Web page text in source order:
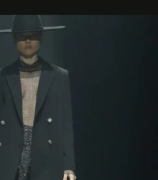
claro senso de missão na vida e